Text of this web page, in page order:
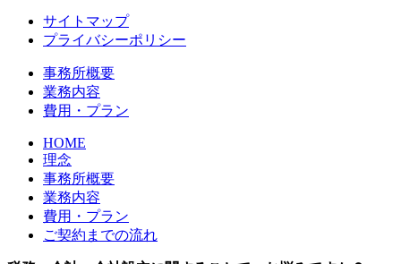
サイトマップ
プライバシーポリシー
事務所概要
業務内容
費用・プラン
HOME
理念
事務所概要
業務内容
費用・プラン
ご契約までの流れ